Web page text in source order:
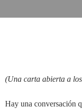
(Una carta abierta a
Hay una conversación